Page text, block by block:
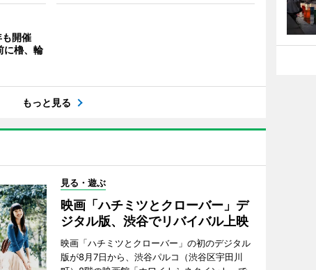
も開催
櫓、輪
もっと見る
見る・遊ぶ
映画「ハチミツとクローバー」デ
ジタル版、渋谷でリバイバル上映
映画「ハチミツとクローバー」の初のデジタル
版が8月7日から、渋谷パルコ（渋谷区宇田川